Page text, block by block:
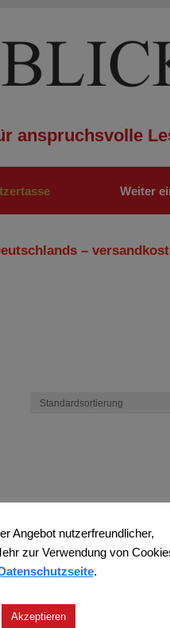
anspruchsvolle
Weiter
–
Angebot nutzerfreundlicher,
zur Verwendung von
.
Akzeptieren